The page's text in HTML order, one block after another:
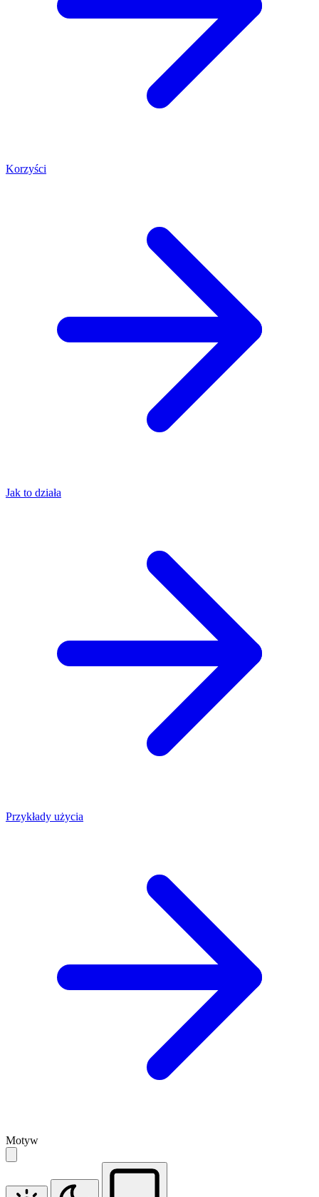
Korzyści
Jak to działa
Przykłady użycia
Motyw